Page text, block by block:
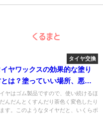
タイヤ交換
イヤワックスの効果的な塗り
は？塗っていい場所、悪い
所や塗る時のコツとは？
ヤはゴム製品ですので、使い続けるほ
んだんとくすんだり茶色く変色したり
す。このようなタイヤだと、いくらボ